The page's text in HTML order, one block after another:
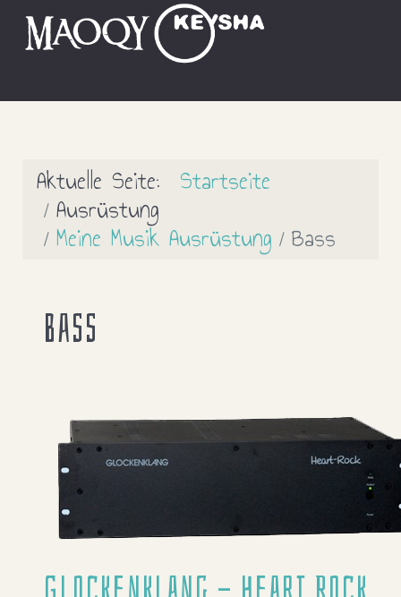
Aktuelle Seite: Startseite
Ausrüstung
Meine Musik Ausrüstung Bass
Bass